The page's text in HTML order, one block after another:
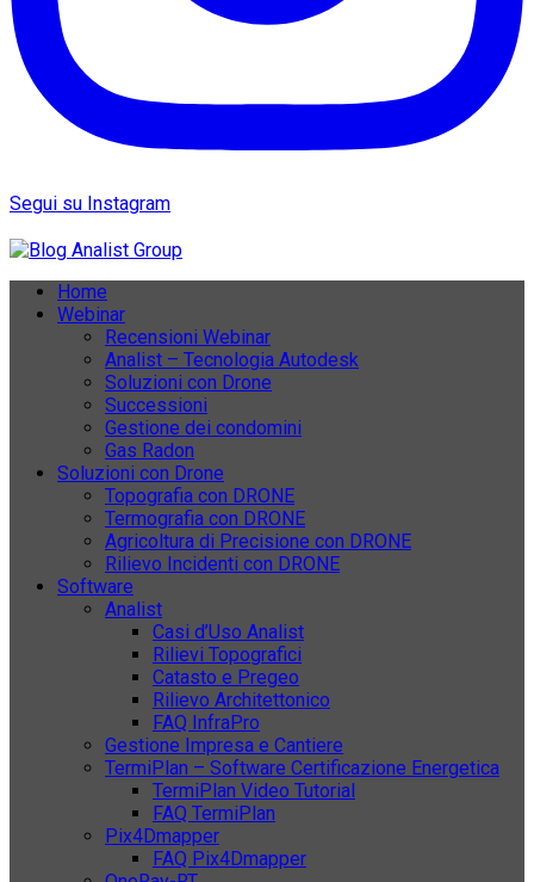
Segui su Instagram
Home
Webinar
Recensioni Webinar
Analist – Tecnologia Autodesk
Soluzioni con Drone
Successioni
Gestione dei condomini
Gas Radon
Soluzioni con Drone
Topografia con DRONE
Termografia con DRONE
Agricoltura di Precisione con DRONE
Rilievo Incidenti con DRONE
Software
Analist
Casi d’Uso Analist
Rilievi Topografici
Catasto e Pregeo
Rilievo Architettonico
FAQ InfraPro
Gestione Impresa e Cantiere
TermiPlan – Software Certificazione Energetica
TermiPlan Video Tutorial
FAQ TermiPlan
Pix4Dmapper
FAQ Pix4Dmapper